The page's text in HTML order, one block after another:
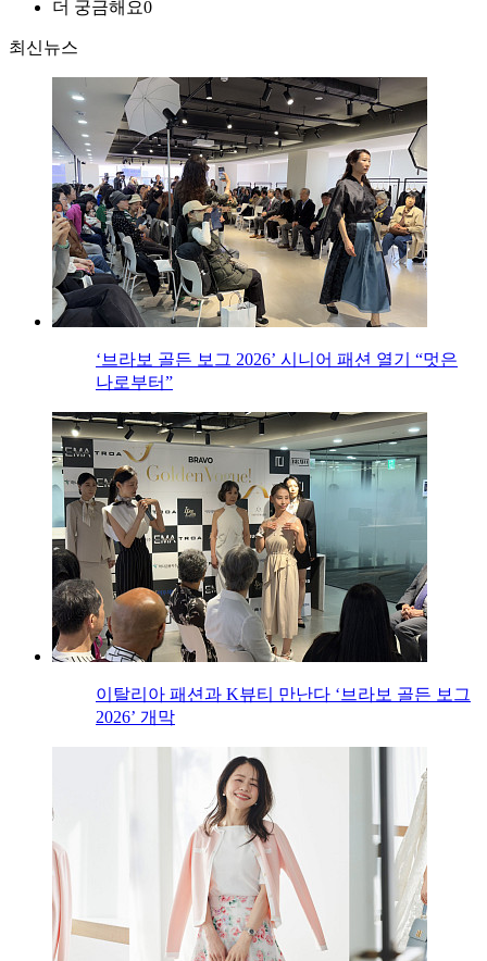
더 궁금해요0
최신뉴스
‘브라보 골든 보그 2026’ 시니어 패션 열기 “멋은
나로부터”
이탈리아 패션과 K뷰티 만난다 ‘브라보 골든 보그
2026’ 개막